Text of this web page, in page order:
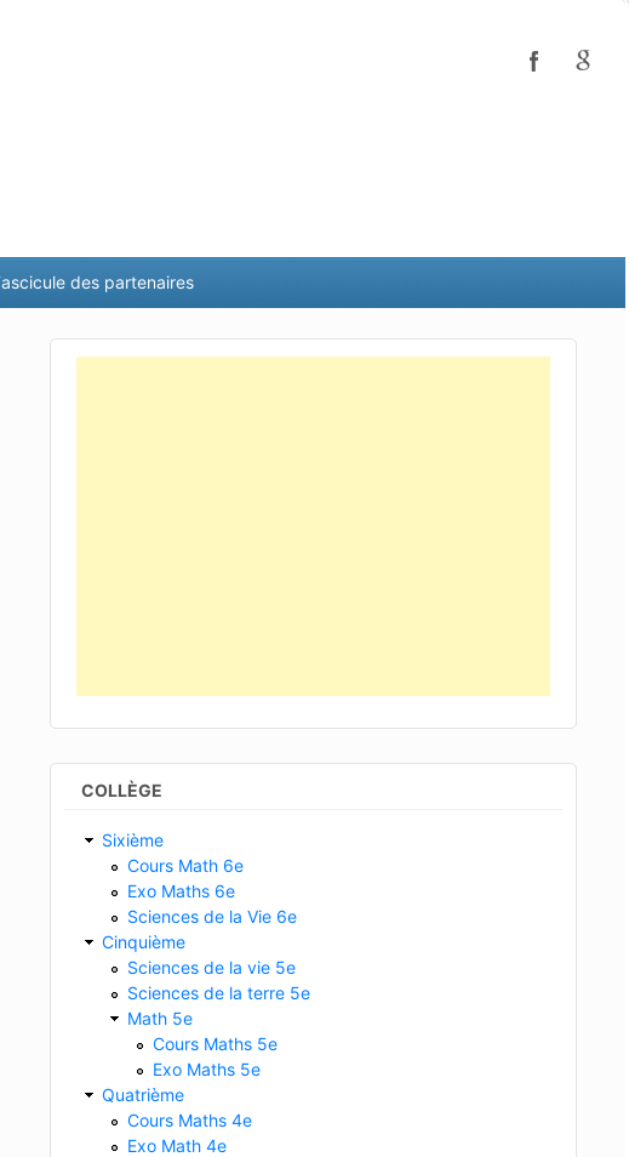
des partenaires
COLLÈGE
Sixième
Cours Math 6e
Exo Maths 6e
Sciences de la Vie 6e
Cinquième
Sciences de la vie 5e
Sciences de la terre 5e
Math 5e
Cours Maths 5e
Exo Maths 5e
Quatrième
Cours Maths 4e
Exo Math 4e